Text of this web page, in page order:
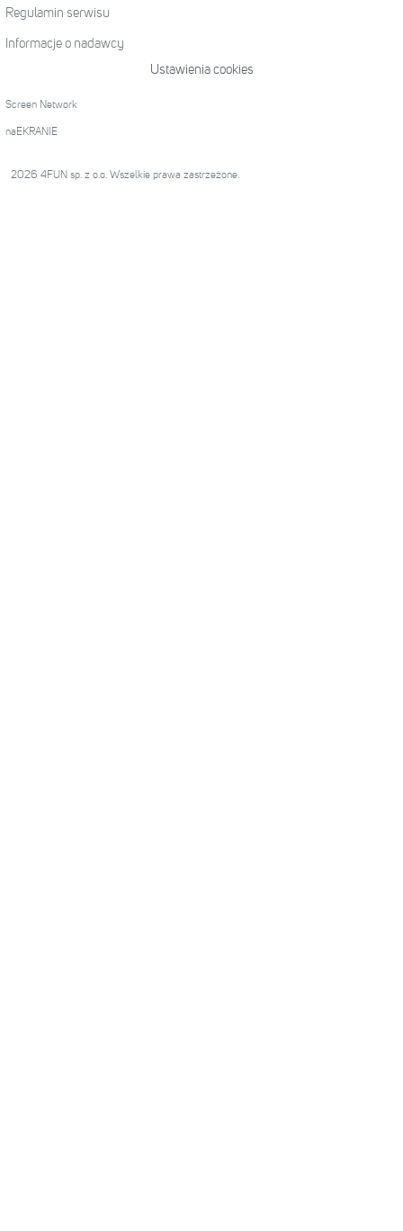
Regulamin serwisu
Informacje o nadawcy
Ustawienia cookies
Screen Network
naEKRANIE
2026 4FUN sp. z o.o. Wszelkie prawa zastrzeżone.